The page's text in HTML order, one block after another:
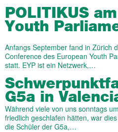
POLITIKUS
Youth
Anfangs September fand in Zürich
Conference des European Youth
statt. EYP ist ein Netzwerk,…
G5a in
Während viele von uns sonntags
friedlich geschlafen hätten, war
die Schüler der G5a,…